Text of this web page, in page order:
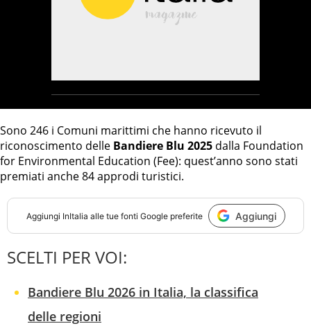
Sono 246 i Comuni marittimi che hanno ricevuto il
riconoscimento delle Bandiere Blu 2025 dalla Foundation
for Environmental Education (Fee): quest’anno sono stati
premiati anche 84 approdi turistici.
Aggiungi InItalia alle tue fonti Google preferite Aggiungi
SCELTI PER VOI:
Bandiere Blu 2026 in Italia, la classifica
delle regioni